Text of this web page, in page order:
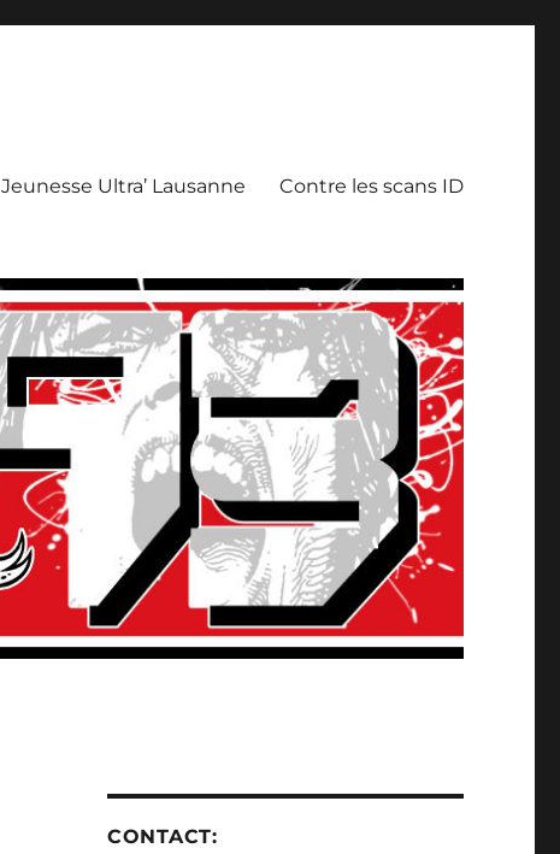
Jeunesse Ultra’ Lausanne Contre les scans ID
CONTACT: